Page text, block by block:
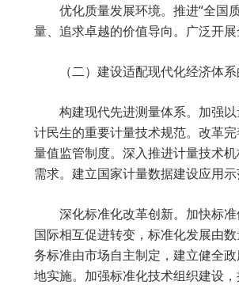
优化质量发展环境。推进“全国
量、追求卓越的价值导向。广泛开
（二）建设适配现代化经济体
构建现代先进测量体系。加强
计民生的重要计量技术规范。改革
量值监管制度。深入推进计量技术
需求。建立国家计量数据建设应用
深化标准化改革创新。加快标
国际相互促进转变，标准化发展由
务标准由市场自主制定，建立健全
地实施。加强标准化技术组织建设